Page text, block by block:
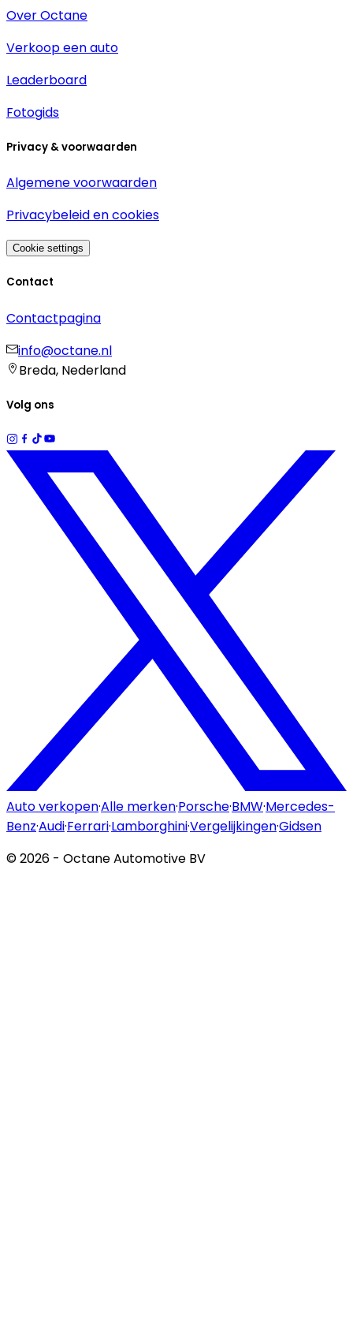
Over Octane
Verkoop een auto
Leaderboard
Fotogids
Privacy & voorwaarden
Algemene voorwaarden
Privacybeleid en cookies
Cookie settings
Contact
Contactpagina
info@octane.nl
Breda, Nederland
Volg ons
Auto verkopen·Alle merken·Porsche·BMW·Mercedes-
Benz·Audi·Ferrari·Lamborghini·Vergelijkingen·Gidsen
©2026 - Octane Automotive BV